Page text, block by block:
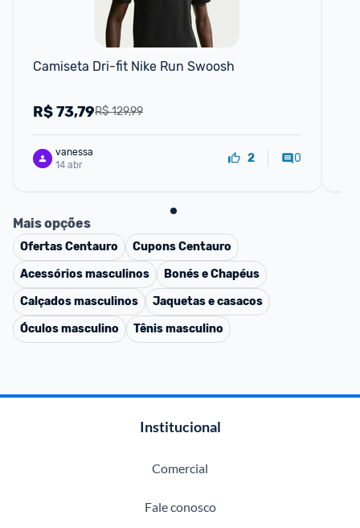
Camiseta Dri-fit Nike Run Swoosh
R$ 129,99
R$73,79
vanessa
14 abr
2 0
Mais opções
OfertasCentauro CuponsCentauro
Acessórios masculinos
Bonés e Chapéus
Calçados masculinos
Jaquetas e casacos
Óculos masculino
Tênis masculino
Institucional
Comercial
Fale conosco